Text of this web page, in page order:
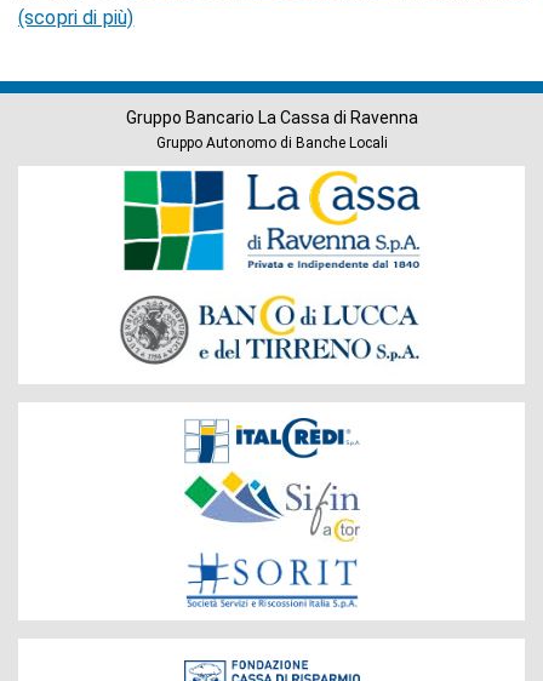
(scopri di più)
Gruppo Bancario La Cassa di Ravenna
Gruppo Autonomo di Banche Locali
Banche
Gruppo
Fondazione